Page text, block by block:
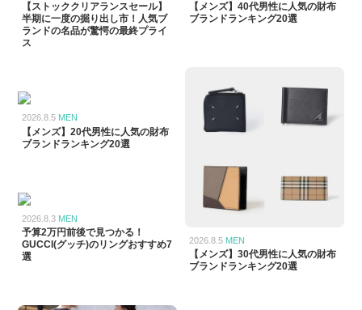
【ストッククリアランスセール】
半期に一度の掘り出し市！人気ブ
ランドの名品が驚愕の最終プライ
ス
2026.8.5 MEN
【メンズ】20代男性に人気の財布
ブランドランキング20選
2026.8.3 MEN
予算2万円前後で見つかる！
GUCCI(グッチ)のリングおすすめ7
選
【メンズ】40代男性に人気の財布
ブランドランキング20選
2026.8.5 MEN
【メンズ】30代男性に人気の財布
ブランドランキング20選